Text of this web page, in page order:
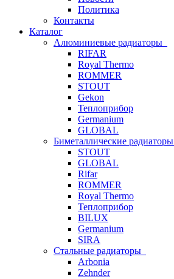
Политика
Контакты
Каталог
Алюминиевые радиаторы
RIFAR
Royal Thermo
ROMMER
STOUT
Gekon
Теплоприбор
Germanium
GLOBAL
Биметаллические радиаторы
STOUT
GLOBAL
Rifar
ROMMER
Royal Thermo
Теплоприбор
BILUX
Germanium
SIRA
Стальные радиаторы
Arbonia
Zehnder